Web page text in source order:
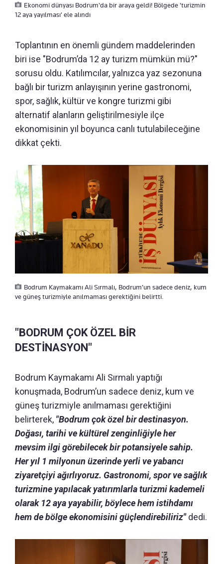
Ekonomi dünyası Bodrum'da bir araya geldi! Bölgede 'turizmin
12 aya yayılması' ele alındı
Toplantının en önemli gündem maddelerinden
biri ise "Bodrum’da 12 ay turizm mümkün mü?"
sorusu oldu. Katılımcılar, yalnızca yaz sezonuna
bağlı bir turizm anlayışının yerine gastronomi,
spor, sağlık, kültür ve kongre turizmi gibi
alternatif alanların geliştirilmesiyle ilçe
ekonomisinin yıl boyunca canlı tutulabileceğine
dikkat çekti.
Bodrum Kaymakamı Ali Sırmalı, Bodrum’un sadece deniz, kum
ve güneş turizmiyle anılmaması gerektiğini belirtti.
"BODRUM ÇOK ÖZEL BİR
DESTİNASYON"
Bodrum Kaymakamı Ali Sırmalı yaptığı
konuşmada, Bodrum’un sadece deniz, kum ve
güneş turizmiyle anılmaması gerektiğini
belirterek, "Bodrum çok özel bir destinasyon.
Doğası, tarihi ve kültürel zenginliğiyle her
mevsim ilgi görebilecek bir potansiyele sahip.
Her yıl 1 milyonun üzerinde yerli ve yabancı
ziyaretçiyi ağırlıyoruz. Gastronomi, spor ve sağlık
turizmine yapılacak yatırımlarla turizmi kademeli
olarak 12 aya yayabilir, böylece hem istihdamı
hem de bölge ekonomisini güçlendirebiliriz"dedi.